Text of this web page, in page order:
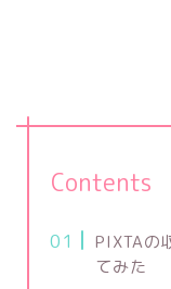
Contents
PIXTAの
てみた